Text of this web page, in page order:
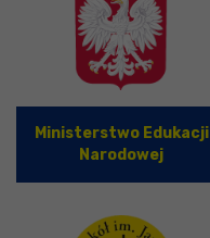
Ministerstwo Edukacji
Narodowej